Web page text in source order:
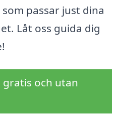
passar just dina
Låt oss guida dig
gratis och utan